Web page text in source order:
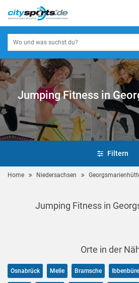
Jumping Fitness in
Filtern
Home Niedersachsen
Jumping Fitness in
Orte in der
Osnabrück Melle Bramsche